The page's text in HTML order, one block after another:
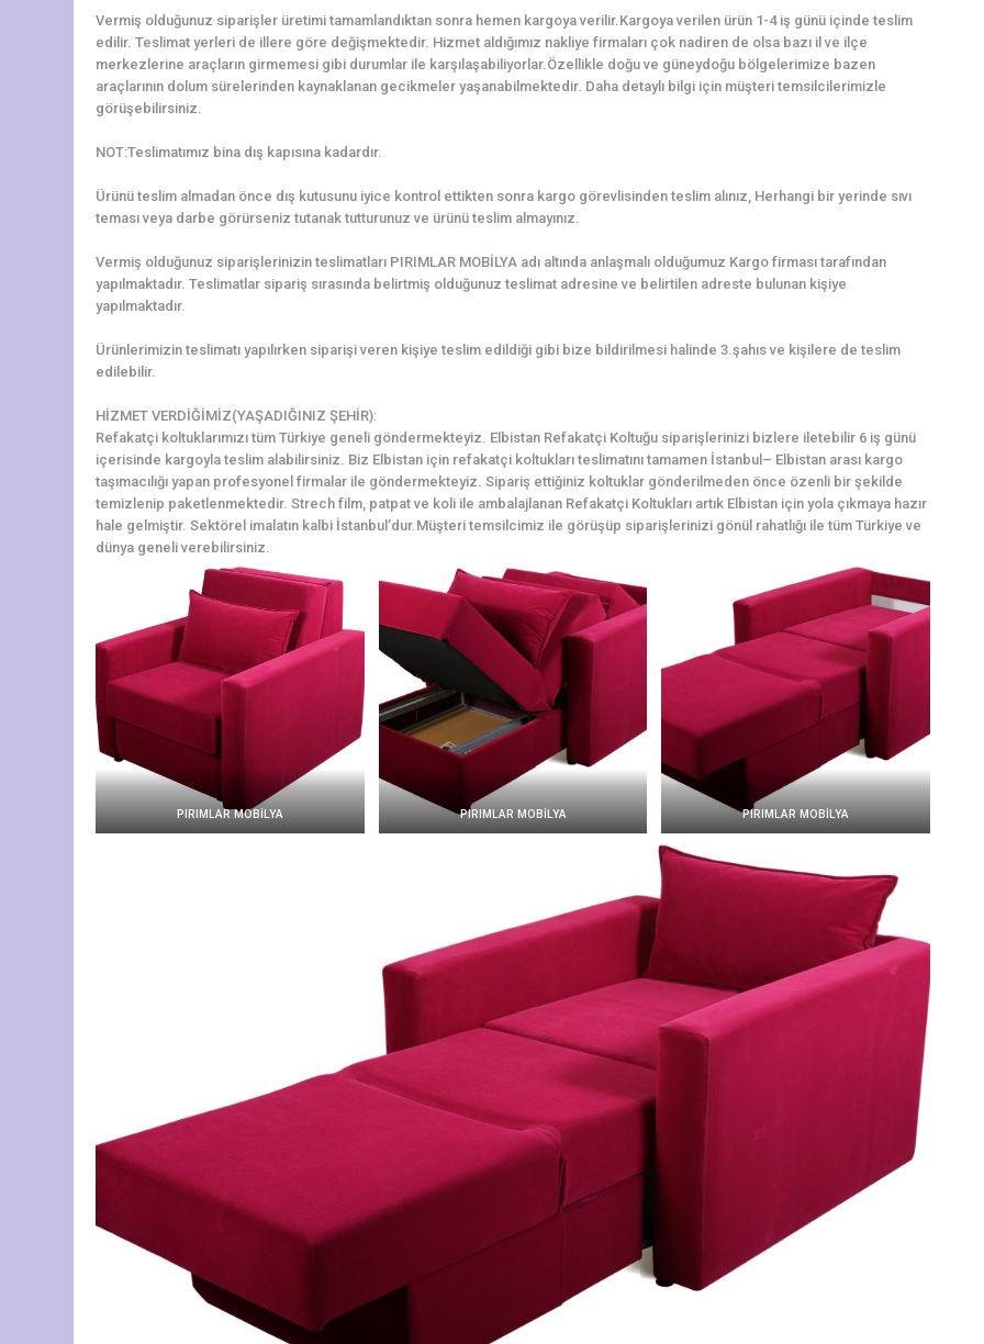
Vermiş olduğunuz siparişler üretimi tamamlandıktan sonra hemen kargoya verilir.Kargoya verilen ürün 1-4 iş günü içinde teslim
edilir. Teslimat yerleri de illere göre değişmektedir. Hizmet aldığımız nakliye firmaları çok nadiren de olsa bazı il ve ilçe
merkezlerine araçların girmemesi gibi durumlar ile karşılaşabiliyorlar.Özellikle doğu ve güneydoğu bölgelerimize bazen
araçlarının dolum sürelerinden kaynaklanan gecikmeler yaşanabilmektedir. Daha detaylı bilgi için müşteri temsilcilerimizle
görüşebilirsiniz.
NOT:Teslimatımız bina dış kapısına kadardır.
Ürünü teslim almadan önce dış kutusunu iyice kontrol ettikten sonra kargo görevlisinden teslim alınız, Herhangi bir yerinde sıvı
teması veya darbe görürseniz tutanak tutturunuz ve ürünü teslim almayınız.
Vermiş olduğunuz siparişlerinizin teslimatları PIRIMLAR MOBİLYA adı altında anlaşmalı olduğumuz Kargo firması tarafından
yapılmaktadır. Teslimatlar sipariş sırasında belirtmiş olduğunuz teslimat adresine ve belirtilen adreste bulunan kişiye
yapılmaktadır.
Ürünlerimizin teslimatı yapılırken siparişi veren kişiye teslim edildiği gibi bize bildirilmesi halinde 3.şahıs ve kişilere de teslim
edilebilir.
HİZMET VERDİĞİMİZ(YAŞADIĞINIZ ŞEHİR):
Refakatçi koltuklarımızı tüm Türkiye geneli göndermekteyiz. Elbistan Refakatçi Koltuğu siparişlerinizi bizlere iletebilir 6 iş günü
içerisinde kargoyla teslim alabilirsiniz. Biz Elbistan için refakatçi koltukları teslimatını tamamen İstanbul– Elbistan arası kargo
taşımacılığı yapan profesyonel firmalar ile göndermekteyiz. Sipariş ettiğiniz koltuklar gönderilmeden önce özenli bir şekilde
temizlenip paketlenmektedir. Strech film, patpat ve koli ile ambalajlanan Refakatçi Koltukları artık Elbistan için yola çıkmaya hazır
hale gelmiştir. Sektörel imalatın kalbi İstanbul’dur.Müşteri temsilcimiz ile görüşüp siparişlerinizi gönül rahatlığı ile tüm Türkiye ve
dünya geneli verebilirsiniz.
PIRIMLAR MOBİLYA PIRIMLAR MOBİLYA PIRIMLAR MOBİLYA